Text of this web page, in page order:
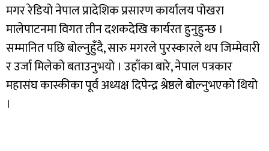
मगर रेडियो नेपाल प्रादेशिक प्रसारण कार्यालय पोखरा
मालेपाटनमा विगत तीन दशकदेखि कार्यरत हुनुहुन्छ ।
सम्मानित पछि बोल्नुहुँदै, सारु मगरले पुरस्कारले थप जिम्मेवारी
र उर्जा मिलेको बताउनुभयो । उहाँका बारे, नेपाल पत्रकार
महासंघ कास्कीका पूर्व अध्यक्ष दिपेन्द्र श्रेष्ठले बोल्नुभएको थियो
।